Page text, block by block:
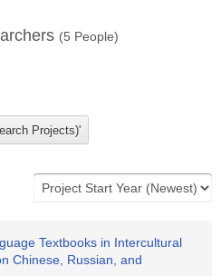
(5 People)
Textbooks in Intercultural
Chinese, Russian, and